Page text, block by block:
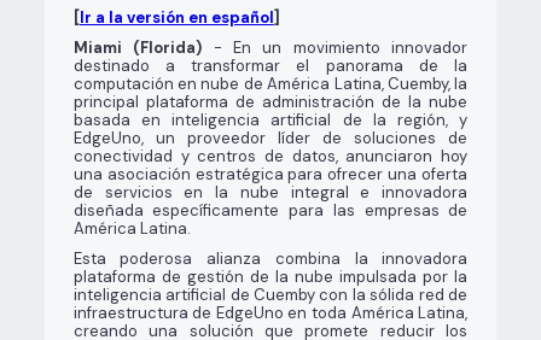
[Ir a la versión en español]
Miami (Florida) - En un movimiento innovador
destinado a transformar el panorama de la
computación en nube de América Latina, Cuemby, la
principal plataforma de administración de la nube
basada en inteligencia artificial de la región, y
EdgeUno, un proveedor líder de soluciones de
conectividad y centros de datos, anunciaron hoy
una asociación estratégica para ofrecer una oferta
de servicios en la nube integral e innovadora
diseñada específicamente para las empresas de
América Latina.
Esta poderosa alianza combina la innovadora
plataforma de gestión de la nube impulsada por la
inteligencia artificial de Cuemby con la sólida red de
infraestructura de EdgeUno en toda América Latina,
creando una solución que promete reducir los